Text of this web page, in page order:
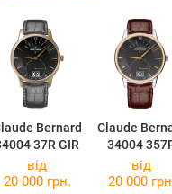
Bernard
37R GIR
Claude
34004
GIR
від
20 000 грн.
від
20 000